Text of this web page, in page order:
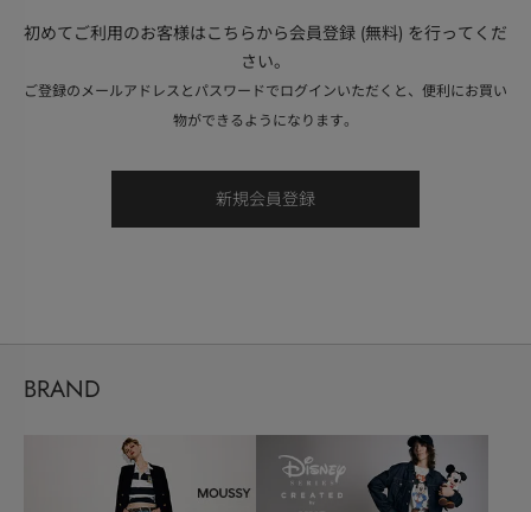
初めてご利用のお客様はこちらから会員登録 (無料) を行ってくだ
さい。
ご登録のメールアドレスとパスワードでログインいただくと、便利にお買い
物ができるようになります。
BRAND